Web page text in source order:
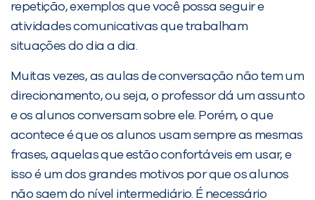
repetição, exemplos que você possa seguir e
atividades comunicativas que trabalham
situações do dia a dia.
Muitas vezes, as aulas de conversação não tem um
direcionamento, ou seja, o professor dá um assunto
e os alunos conversam sobre ele. Porém, o que
acontece é que os alunos usam sempre as mesmas
frases, aquelas que estão confortáveis em usar, e
isso é um dos grandes motivos por que os alunos
não saem do nível intermediário. É necessário